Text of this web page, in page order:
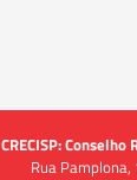
CRECISP:
Rua